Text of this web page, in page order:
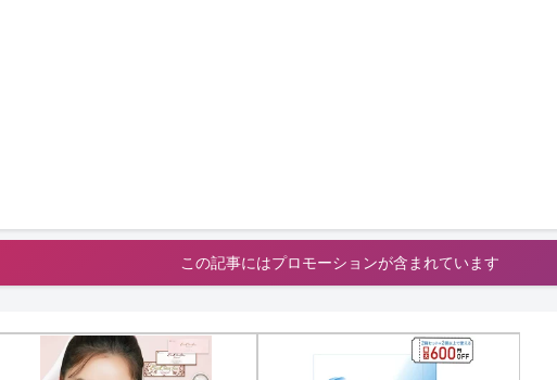
この記事にはプロモーションが含まれています